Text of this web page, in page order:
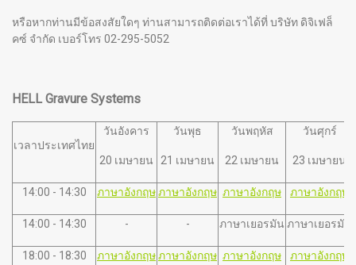
หรือหากท่านมีข้อสงสัยใดๆ ท่านสามารถติดต่อเราได้ที่ บริษัท ดิจิเฟล็
คซ์ จำกัด เบอร์โทร 02-295-5052
HELL Gravure Systems
เวลาประเทศไทย
วันอังคาร
20 เมษายน
วันพุธ
21 เมษายน
วันพฤหัส
22 เมษายน
วันศุกร์
23 เมษายน
14:00 - 14:30 ภาษาอังกฤษภาษาอังกฤษ ภาษาอังกฤษ ภาษาอังกฤษ
14:00 - 14:30 - - ภาษาเยอรมัน ภาษาเยอรมัน
18:00 - 18:30 ภาษาอังกฤษภาษาอังกฤษ ภาษาอังกฤษ ภาษาอังกฤษ